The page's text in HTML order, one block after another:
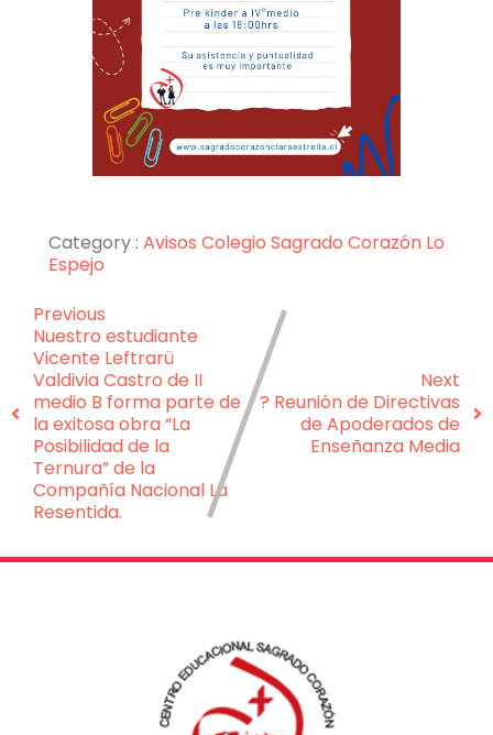
Category : Avisos Colegio Sagrado Corazón Lo
Espejo
Previous
Nuestro estudiante
Vicente Leftrarü
Valdivia Castro de II
medio B forma parte de
la exitosa obra “La
Posibilidad de la
Ternura” de la
Compañía Nacional La
Resentida.
Next
? Reunión de Directivas
de Apoderados de
Enseñanza Media